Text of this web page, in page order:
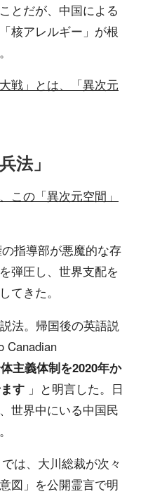
とだが、中国による
核アレルギー」が根
戦」とは、「異次元
法」
この「異次元空間」
指導部が悪魔的な存
弾圧し、世界支配を
てきた。
法。帰国後の英語説
Canadian
主義体制を2020年か
す 」と明言した。日
世界中にいる中国民
は、大川総裁が次々
図」を公開霊言で明